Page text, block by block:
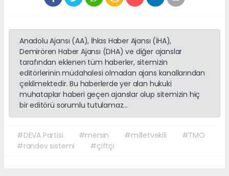
Anadolu Ajansı (AA), İhlas Haber Ajansı (İHA),
Demirören Haber Ajansı (DHA) ve diğer ajanslar
tarafından eklenen tüm haberler, sitemizin
editörlerinin müdahalesi olmadan ajans kanallarından
çekilmektedir. Bu haberlerde yer alan hukuki
muhataplar haberi geçen ajanslar olup sitemizin hiç
bir editörü sorumlu tutulamaz...
#DEVA Partisi #mersin #milletvekili
#TMO
#randev sistemi
#çiftçi